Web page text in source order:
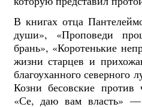
В книгах отца
души», «Проповеди
брань», «Коротенькие
жизни старцев и
благоуханного северного
Козни бесовские против
«Се, даю вам власть» —